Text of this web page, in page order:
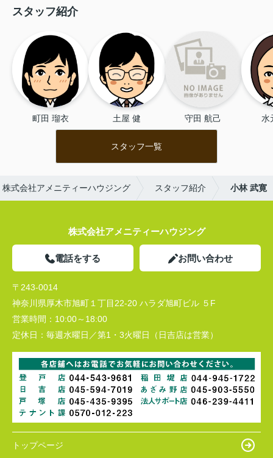
スタッフ紹介
町田 瑠衣 土屋 健 守田 航己 水
スタッフ一覧
式会社アメニティーハウジング スタッフ紹介 小林 武寛
株式会社アメニティーハウジング
電話をする お問い合わせ
〒243-0014
神奈川県厚木市旭町１丁目22-20 ハラダ旭町ビル ５F
営業時間： 10:00～18:00
定休日： 毎週水曜日／第1・3火曜日（日吉店は営業）
トップページ